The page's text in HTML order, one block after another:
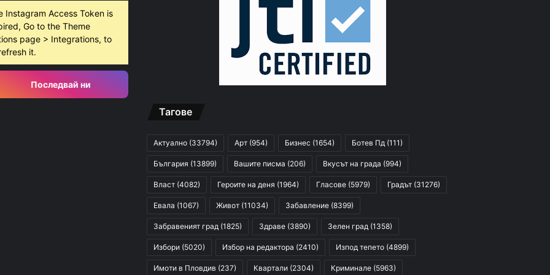
Instagram Access Token is
Go to the Theme
page > Integrations, to
it.
Последвай ни
Тагове
Актуално (33794) Арт (954) Бизнес (1654) Ботев Пд (111)
България (13899) Вашите писма (206) Вкусът на града (994)
Власт (4082) Героите на деня (1964) Гласове (5979) Градът (31276)
Евала (1067) Живот (11034) Забавление (8399)
Забравеният град (1825) Здраве (3890) Зелен град (1358)
Избори (5020) Избор на редактора (2410) Изпод тепето (4899)
Имоти в Пловдив (237) Квартали (2304) Криминале (5963)